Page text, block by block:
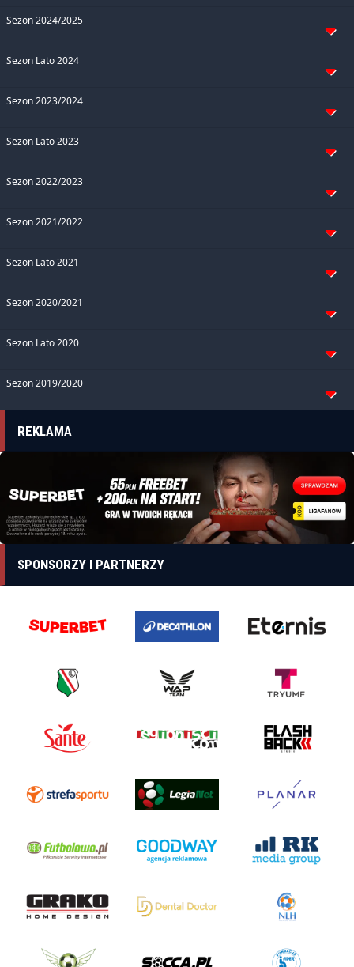
Sezon 2024/2025
Sezon Lato 2024
Sezon 2023/2024
Sezon Lato 2023
Sezon 2022/2023
Sezon 2021/2022
Sezon Lato 2021
Sezon 2020/2021
Sezon Lato 2020
Sezon 2019/2020
REKLAMA